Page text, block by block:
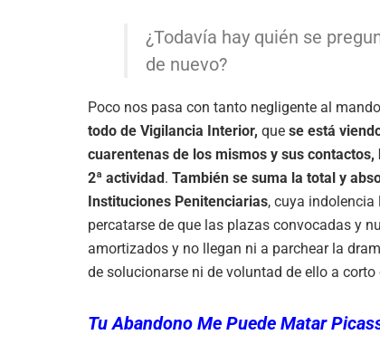
¿Todavía hay quién se
de nuevo?
Poco nos pasa con tanto negligente al
todo de Vigilancia Interior, que se está
cuarentenas de los mismos y sus
2ª actividad. También se suma la total y
Instituciones Penitenciarias, cuya indolencia
percatarse de que las plazas convocadas y
amortizados y no llegan ni a parchear la
de solucionarse ni de voluntad de ello a
Tu Abandono Me Puede Matar